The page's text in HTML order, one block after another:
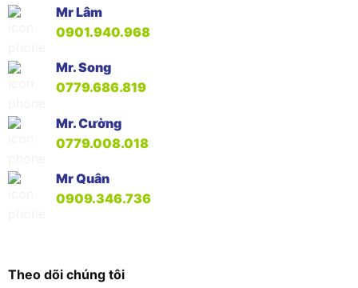
Mr Lâm
0901.940.968
Mr. Song
0779.686.819
Mr. Cường
0779.008.018
Mr Quân
0909.346.736
Theo dõi chúng tôi